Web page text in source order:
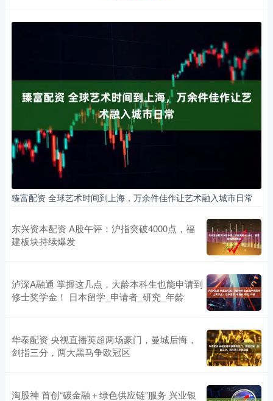
臻富配资 全球艺术时间到上海，万余件佳作让艺术融入城市日常
东兴资本配资 A股午评：沪指突破4000点，福
建板块持续爆发
泸深A融通 掌握这几点，大龄本科生也能申请到
修士奖学金！ 日本留学_申请者_研究_年龄
华泰配资 央视直播英超两场豪门，曼城后悔，
剑指三分，两大黑马争欧冠区
淘股神 首创“碳金融＋绿色供应链”服务 兴业银